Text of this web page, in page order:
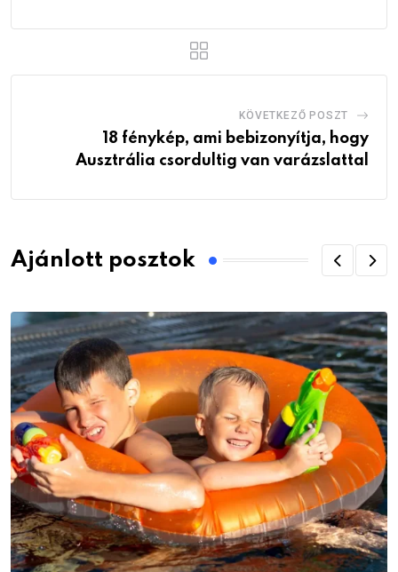
KÖVETKEZŐ POSZT
18 fénykép, ami bebizonyítja, hogy
Ausztrália csordultig van varázslattal
Ajánlott posztok